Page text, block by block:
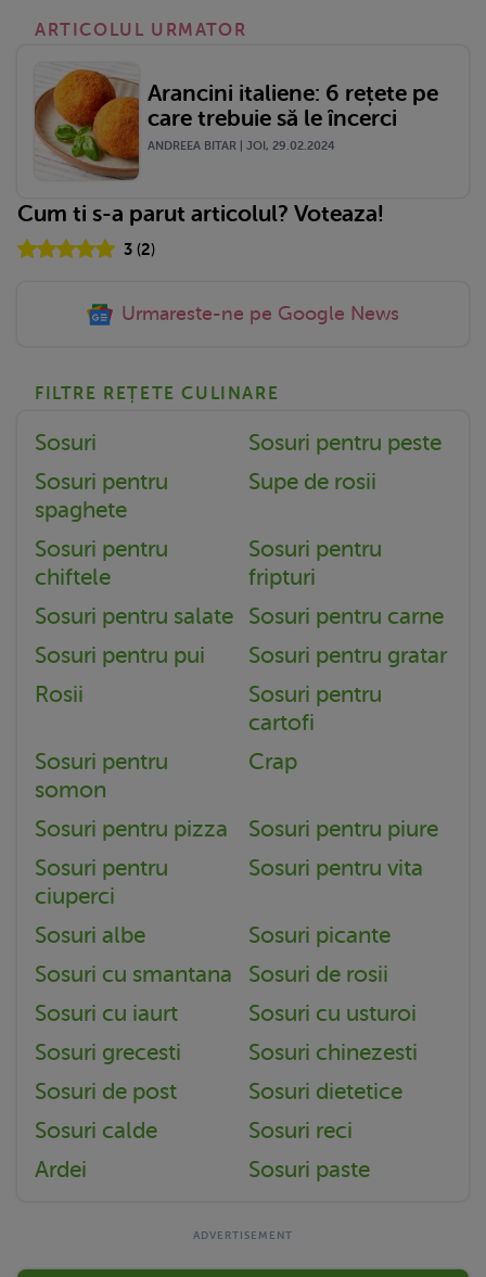
ARTICOLUL URMATOR
Arancini italiene: 6 rețete pe
care trebuie să le încerci
ANDREEA BITAR | JOI, 29.02.2024
Cum ti s-a parut articolul? Voteaza!
3(2)
Urmareste-ne pe Google News
FILTRE REȚETE CULINARE
Sosuri
Sosuri pentru peste
Sosuri pentru
spaghete
Supe de rosii
Sosuri pentru
chiftele
Sosuri pentru
fripturi
Sosuri pentru salate
Sosuri pentru carne
Sosuri pentru pui
Sosuri pentru gratar
Rosii
Sosuri pentru
cartofi
Sosuri pentru
somon
Crap
Sosuri pentru pizza
Sosuri pentru piure
Sosuri pentru
ciuperci
Sosuri pentru vita
Sosuri albe
Sosuri picante
Sosuri cu smantana
Sosuri de rosii
Sosuri cu iaurt
Sosuri cu usturoi
Sosuri grecesti
Sosuri chinezesti
Sosuri de post
Sosuri dietetice
Sosuri calde
Sosuri reci
Ardei
Sosuri paste